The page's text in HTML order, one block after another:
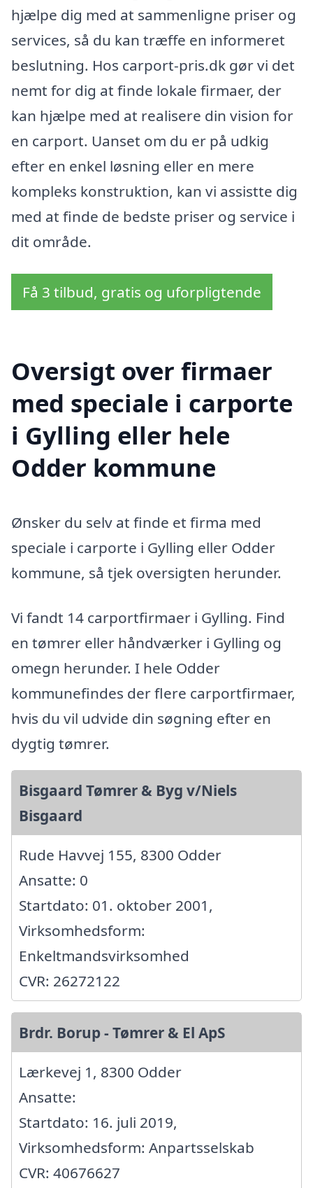
hjælpe dig med at sammenligne priser og
services, så du kan træffe en informeret
beslutning. Hos carport-pris.dk gør vi det
nemt for dig at finde lokale firmaer, der
kan hjælpe med at realisere din vision for
en carport. Uanset om du er på udkig
efter en enkel løsning eller en mere
kompleks konstruktion, kan vi assistte dig
med at finde de bedste priser og service i
dit område.
Få 3 tilbud, gratis og uforpligtende
Oversigt over firmaer
med speciale i carporte
i Gylling eller hele
Odder kommune
Ønsker du selv at finde et firma med
speciale i carporte i Gylling eller Odder
kommune, så tjek oversigten herunder.
Vi fandt 14 carportfirmaer i Gylling. Find
en tømrer eller håndværker i Gylling og
omegn herunder. I hele Odder
kommunefindes der flere carportfirmaer,
hvis du vil udvide din søgning efter en
dygtig tømrer.
Bisgaard Tømrer & Byg v/Niels
Bisgaard
Rude Havvej 155, 8300 Odder
Ansatte: 0
Startdato: 01. oktober 2001,
Virksomhedsform:
Enkeltmandsvirksomhed
CVR: 26272122
Brdr. Borup - Tømrer & El ApS
Lærkevej 1, 8300 Odder
Ansatte:
Startdato: 16. juli 2019,
Virksomhedsform: Anpartsselskab
CVR: 40676627